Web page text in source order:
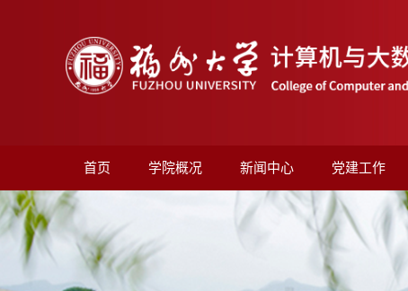
首页 学院概况 新闻中心 党建工作